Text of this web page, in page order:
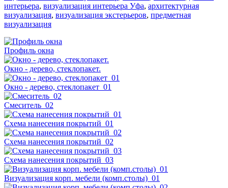
интерьера, визуализация интерьера Уфа, архитектурная
визуализация, визуализация экстерьеров, предметная
визуализация
Профиль окна
Окно - дерево, стеклопакет.
Окно - дерево, стеклопакет_01
Смеситель_02
Схема нанесения покрытий_01
Схема нанесения покрытий_02
Схема нанесения покрытий_03
Визуализация корп. мебели (комп.столы)_01